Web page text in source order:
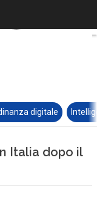
digitale
Italia dopo il